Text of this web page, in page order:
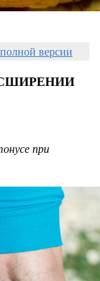
версии
при